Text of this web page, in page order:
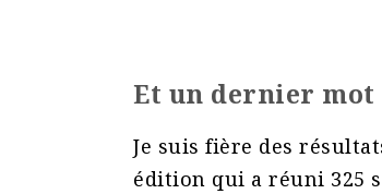
Et un dernier
Je suis fière des
édition qui a réuni 325